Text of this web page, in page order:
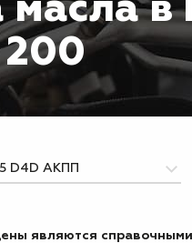
Галерея
масла в
200
являются